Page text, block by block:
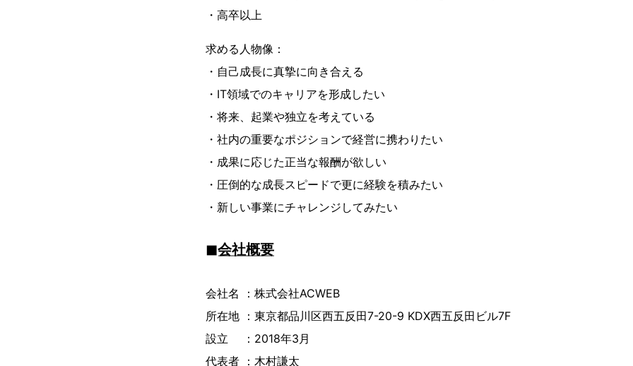
・高卒以上
求める人物像：
・自己成長に真摯に向き合える
・IT領域でのキャリアを形成したい
・将来、起業や独立を考えている
・社内の重要なポジションで経営に携わりたい
・成果に応じた正当な報酬が欲しい
・圧倒的な成長スピードで更に経験を積みたい
・新しい事業にチャレンジしてみたい
◼︎会社概要
会社名 ：株式会社ACWEB
所在地 ：東京都品川区西五反田7-20-9 KDX西五反田ビル7F
設立 ：2018年3月
代表者 ：木村謙太